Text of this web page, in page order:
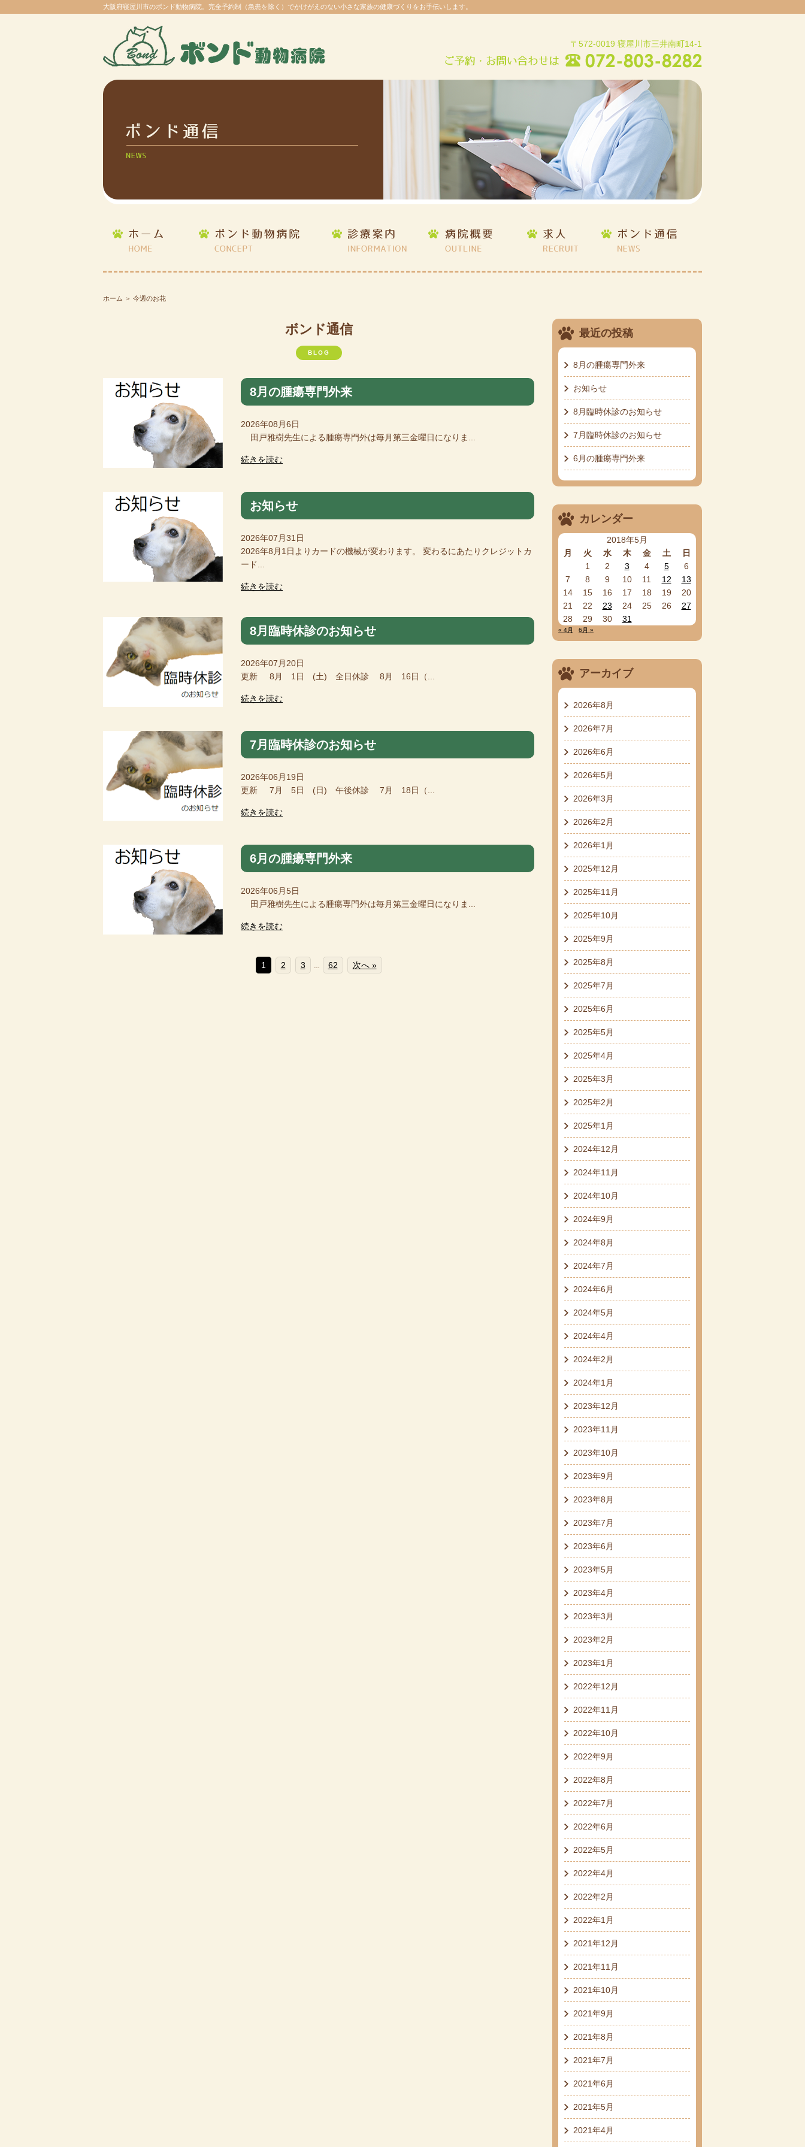
大阪府寝屋川市のボンド動物病院。完全予約制（急患を除く）でかけがえのない小さな家族の健康づくりをお手伝いします。
〒572-0019 寝屋川市三井南町14-1
ホーム ＞ 今週のお花
ボンド通信
BLOG
8月の腫瘍専門外来
2026年08月6日
田戸雅樹先生による腫瘍専門外は毎月第三金曜日になりま...
続きを読む
お知らせ
2026年07月31日
2026年8月1日よりカードの機械が変わります。 変わるにあたりクレジットカ
ード...
続きを読む
8月臨時休診のお知らせ
2026年07月20日
更新 8月 1日 (土) 全日休診 8月 16日（...
続きを読む
7月臨時休診のお知らせ
2026年06月19日
更新 7月 5日 (日) 午後休診 7月 18日（...
続きを読む
6月の腫瘍専門外来
2026年06月5日
田戸雅樹先生による腫瘍専門外は毎月第三金曜日になりま...
続きを読む
1 2 3 62 次へ »
最近の投稿
8月の腫瘍専門外来
お知らせ
8月臨時休診のお知らせ
7月臨時休診のお知らせ
6月の腫瘍専門外来
カレンダー
2018年5月
月
火 水 木 金 土
日
1
2 3 4 5
6
7
8 9 10 11 12
13
14
15 16 17 18 19
20
21
22 23 24 25 26
27
28
29 30 31
« 4月 6月 »
アーカイブ
2026年8月
2026年7月
2026年6月
2026年5月
2026年3月
2026年2月
2026年1月
2025年12月
2025年11月
2025年10月
2025年9月
2025年8月
2025年7月
2025年6月
2025年5月
2025年4月
2025年3月
2025年2月
2025年1月
2024年12月
2024年11月
2024年10月
2024年9月
2024年8月
2024年7月
2024年6月
2024年5月
2024年4月
2024年2月
2024年1月
2023年12月
2023年11月
2023年10月
2023年9月
2023年8月
2023年7月
2023年6月
2023年5月
2023年4月
2023年3月
2023年2月
2023年1月
2022年12月
2022年11月
2022年10月
2022年9月
2022年8月
2022年7月
2022年6月
2022年5月
2022年4月
2022年2月
2022年1月
2021年12月
2021年11月
2021年10月
2021年9月
2021年8月
2021年7月
2021年6月
2021年5月
2021年4月